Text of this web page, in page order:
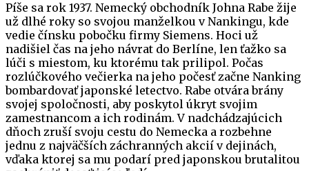
Píše sa rok 1937. Nemecký obchodník Johna Rabe žije
už dlhé roky so svojou manželkou v Nankingu, kde
vedie čínsku pobočku firmy Siemens. Hoci už
nadišiel čas na jeho návrat do Berlíne, len ťažko sa
lúči s miestom, ku ktorému tak prilipol. Počas
rozlúčkového večierka na jeho počesť začne Nanking
bombardovať japonské letectvo. Rabe otvára brány
svojej spoločnosti, aby poskytol úkryt svojim
zamestnancom a ich rodinám. V nadchádzajúcich
dňoch zruší svoju cestu do Nemecka a rozbehne
jednu z najväčších záchranných akcií v dejinách,
vďaka ktorej sa mu podarí pred japonskou brutalitou